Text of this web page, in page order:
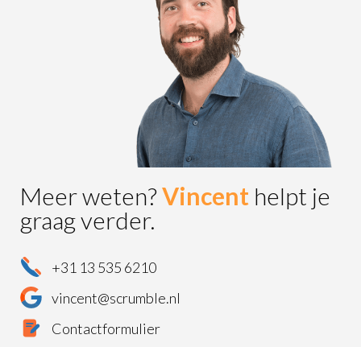
Meer weten?Vincent helpt je
graag verder.
+31 13 535 6210
vincent@scrumble.nl
Contactformulier